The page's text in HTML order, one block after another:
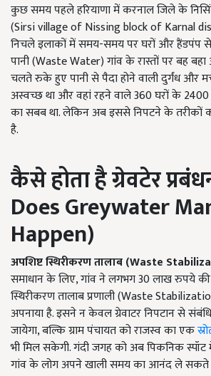
कुछ समय पहले हरियाणा में करनाल जिले के
(Sirsi village of Nissing block of Karnal
निचले इलाकों में समय-समय पर घरों और हैंडपंप
पानी (Waste Water) गांव के रास्तों पर बह
चलते रुके हुए पानी से पैदा होने वाली दुर्गंध और
अस्वच्छ था और वहां रहने वाले 360 घरों के 2400
का सबब था. लेकिन अब इससे निपटने के तरीकों
है.
कैसे होता है ग्रेवटेर
Does Greywater
Happen)
अपशिष्ट स्थिरीकरण तालाब (Waste
समाधान के लिए, गांव ने लगभग 30 लाख रुपये
स्थिरीकरण तालाब प्रणाली (Waste
अपनाया है. इसने न केवल ग्रेवाटर निपटान से
जायेगा, बल्कि ग्राम पंचायत को राजस्व का एक
भी मिल सकेगी. गंदी जगह को अब पिकनिक स्पॉट
गांव के लोग अपने खाली समय का आनंद ले सकते